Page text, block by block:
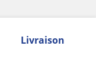
Livraison